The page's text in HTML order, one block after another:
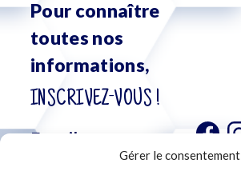
Gérer le consentement
Pour connaître
toutes nos
informations,
INSCRIVEZ-VOUS !